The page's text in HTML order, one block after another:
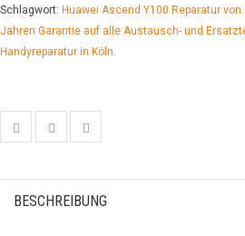
Schlagwort: Huawei Ascend Y100 Reparatur
Jahren Garantie auf alle Austausch- und
Handyreparatur in Köln.
BESCHREIBUNG